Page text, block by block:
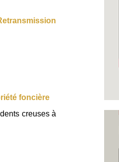
foncière
creuses à